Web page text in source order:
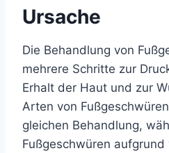
Ursache
Die Behandlung von
mehrere Schritte zur
Erhalt der Haut und zur
Arten von
gleichen Behandlung,
Fußgeschwüren aufgrund